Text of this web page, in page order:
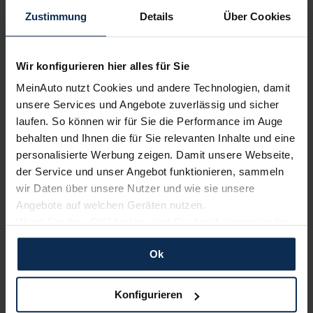
Zustimmung Details Über Cookies
Wir konfigurieren hier alles für Sie
MeinAuto nutzt Cookies und andere Technologien, damit
unsere Services und Angebote zuverlässig und sicher
laufen. So können wir für Sie die Performance im Auge
behalten und Ihnen die für Sie relevanten Inhalte und eine
personalisierte Werbung zeigen. Damit unsere Webseite,
der Service und unser Angebot funktionieren, sammeln
wir Daten über unsere Nutzer und wie sie unsere
Angebote auf welchen Geräten nutzen.
und erlauben uns Cookies für unseren Service zu
verwenden und diese Daten an Dritte weiterzugeben,
etwa an unsere Marketingpartner. Falls Sie dem nicht
zustimmen möchten, beschränken wir uns auf die
Ok
Konfigurieren
KIA BMW
Nissan Ford